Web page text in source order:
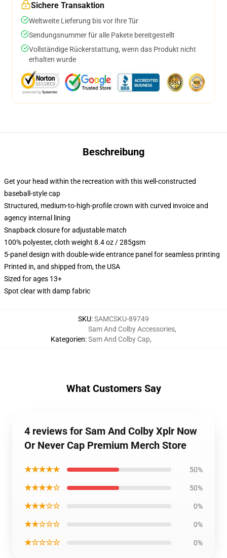
Sichere Transaktion
Weltweite Lieferung bis vor Ihre Tür
Sendungsnummer für alle Pakete bereitgestellt
Vollständige Rückerstattung, wenn das Produkt nicht
erhalten wurde
Beschreibung
Get your head within the recreation with this well-constructed
baseball-style cap
Structured, medium-to-high-profile crown with curved invoice and
agency internal lining
Snapback closure for adjustable match
100% polyester, cloth weight 8.4 oz / 285gsm
5-panel design with double-wide entrance panel for seamless printing
Printed in, and shipped from, the USA
Sized for ages 13+
Spot clear with damp fabric
SKU:SAMCSKU-89749
Kategorien:
Sam And Colby Accessories,
Sam And Colby Cap,
What Customers Say
4 reviews for Sam And Colby Xplr Now
Or Never Cap Premium Merch Store
★★★★★ 50%
★★★★☆ 50%
★★★☆☆ 0%
★★☆☆☆ 0%
★☆☆☆☆ 0%